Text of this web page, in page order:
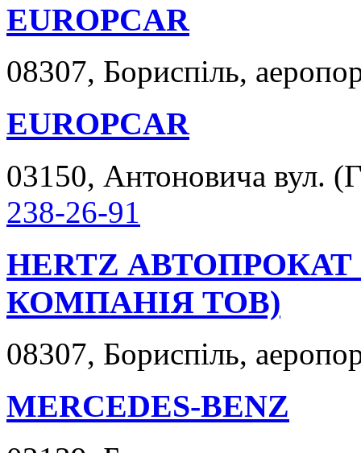
EUROPCAR
08307, Бориспіль,
EUROPCAR
03150, Антоновича вул.
238-26-91
HERTZ
КОМПАНІЯ ТОВ)
08307, Бориспіль,
MERCEDES-BENZ